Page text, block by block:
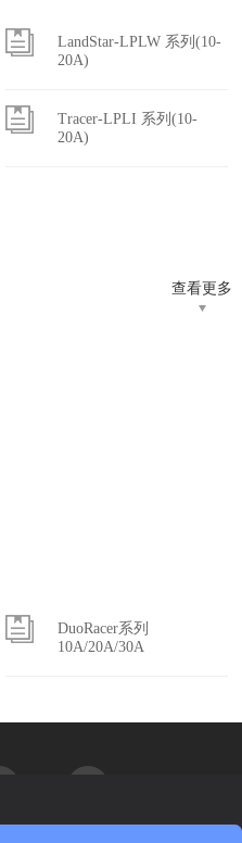
LandStar-LPLW 系列(10-
20A)
Tracer-LPLI 系列(10-
20A)
查看更多
DuoRacer系列
10A/20A/30A